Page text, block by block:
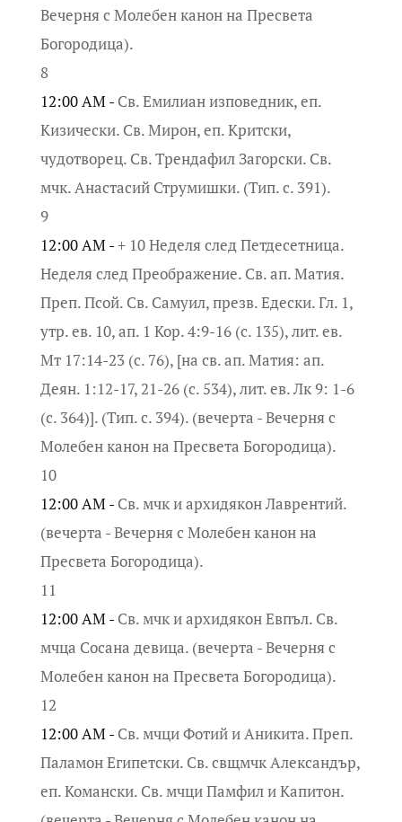
Вечерня с Молебен канон на Пресвета
Богородица).
8
12:00 AM - Св. Емилиан изповедник, еп.
Кизически. Св. Мирон, еп. Критски,
чудотворец. Св. Трендафил Загорски. Св.
мчк. Анастасий Струмишки. (Тип. с. 391).
9
12:00 AM -+ 10 Неделя след Петдесетница.
Неделя след Преображение. Св. ап. Матия.
Преп. Псой. Св. Самуил, презв. Едески. Гл. 1,
утр. ев. 10, ап. 1 Кор. 4:9-16 (с. 135), лит. ев.
Мт 17:14-23 (с. 76), [на св. ап. Матия: ап.
Деян. 1:12-17, 21-26 (с. 534), лит. ев. Лк 9: 1-6
(с. 364)]. (Тип. с. 394). (вечерта - Вечерня с
Молебен канон на Пресвета Богородица).
10
12:00 AM - Св. мчк и архидякон Лаврентий.
(вечерта - Вечерня с Молебен канон на
Пресвета Богородица).
11
12:00 AM - Св. мчк и архидякон Евпъл. Св.
мчца Сосана девица. (вечерта - Вечерня с
Молебен канон на Пресвета Богородица).
12
12:00 AM - Св. мчци Фотий и Аникита. Преп.
Паламон Египетски. Св. свщмчк Александър,
еп. Комански. Св. мчци Памфил и Капитон.